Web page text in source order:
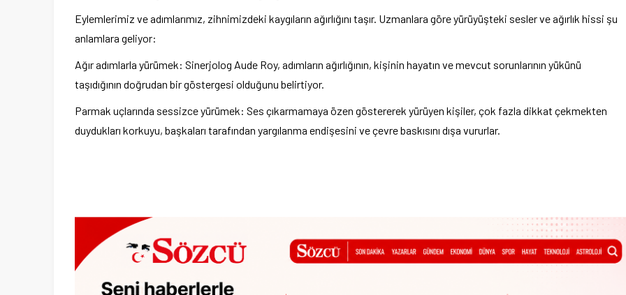
Eylemlerimiz ve adımlarımız, zihnimizdeki kaygıların ağırlığını taşır. Uzmanlara göre yürüyüşteki sesler ve ağırlık hissi şu
anlamlara geliyor:
Ağır adımlarla yürümek: Sinerjolog Aude Roy, adımların ağırlığının, kişinin hayatın ve mevcut sorunlarının yükünü
taşıdığının doğrudan bir göstergesi olduğunu belirtiyor.
Parmak uçlarında sessizce yürümek: Ses çıkarmamaya özen göstererek yürüyen kişiler, çok fazla dikkat çekmekten
duydukları korkuyu, başkaları tarafından yargılanma endişesini ve çevre baskısını dışa vururlar.